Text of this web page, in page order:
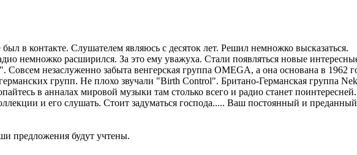
в контакте. Слушателем являюсь с десяток лет. Решил немножко высказаться.
немножко расширился. За это ему уважуха. Стали появляться новые
Совсем незаслуженно забыта венгерская группа OMEGA, а она основана в
групп. Не плохо звучали "Birth Control". Британо-Германская группа
в анналах мировой музыки там столько всего и радио станет
и его слушать. Стоит задуматься господа..... Ваш постоянный и
предложения будут учтены.